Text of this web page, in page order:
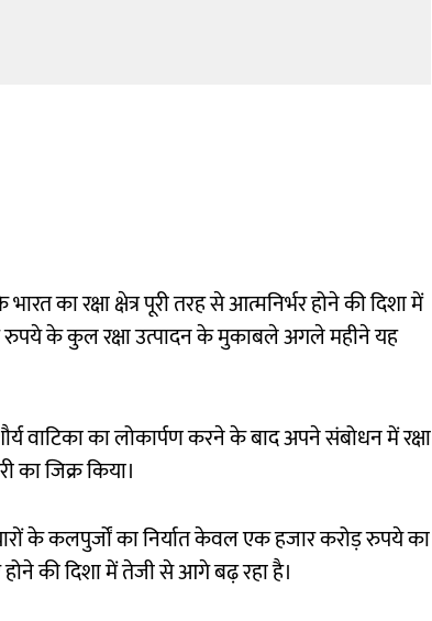
का रक्षा क्षेत्र पूरी तरह से आत्मनिर्भर होने की दिशा में
के कुल रक्षा उत्पादन के मुकाबले अगले महीने यह
वाटिका का लोकार्पण करने के बाद अपने संबोधन में रक्षा
का जिक्र किया।
के कलपुर्जों का निर्यात केवल एक हजार करोड़ रुपये का
होने की दिशा में तेजी से आगे बढ़ रहा है।